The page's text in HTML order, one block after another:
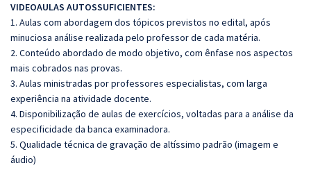
VIDEOAULAS AUTOSSUFICIENTES:
1. Aulas com abordagem dos tópicos previstos no edital, após
minuciosa análise realizada pelo professor de cada matéria.
2. Conteúdo abordado de modo objetivo, com ênfase nos aspectos
mais cobrados nas provas.
3. Aulas ministradas por professores especialistas, com larga
experiência na atividade docente.
4. Disponibilização de aulas de exercícios, voltadas para a análise da
especificidade da banca examinadora.
5. Qualidade técnica de gravação de altíssimo padrão (imagem e
áudio)